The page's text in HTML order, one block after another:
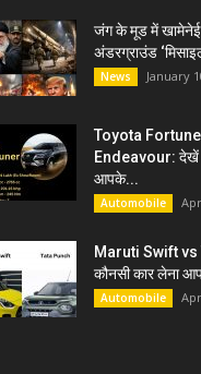
जंग के मूड में
अंडरग्राउंड
News January
Toyota
Endeavour: देखें
आपके...
Automobile
Maruti Swift vs
कौनसी कार लेना
Automobile